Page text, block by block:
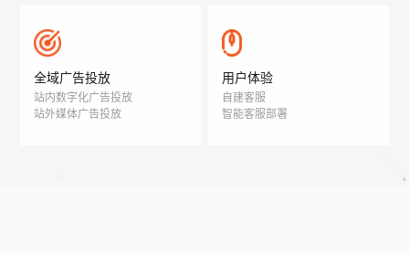
全域广告投放
站内数字化广告投放
站外媒体广告投放
用户体验
自建客服
智能客服部署